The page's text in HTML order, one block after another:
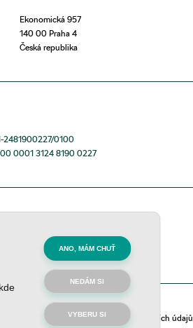
Ekonomická 957
140 00 Praha 4
Česká republika
2481900227/0100
0001 3124 8190 0227
Zpracování osobních údajů
VYBERU SI
NEDÁM SI
ANO, MÁM CHUŤ